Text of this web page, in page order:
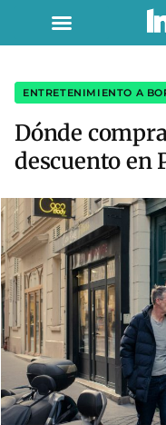
ENTRETENIMIENTO A
Dónde
descuento en